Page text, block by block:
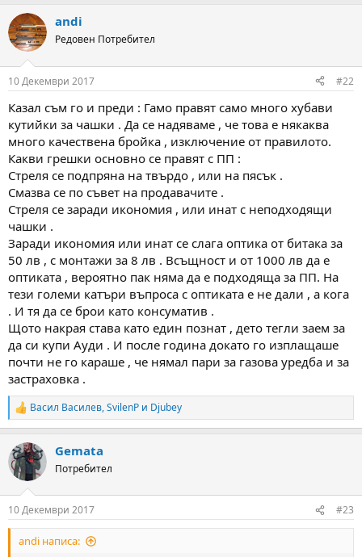
andi
Редовен Потребител
10 Декември 2017 #22
Казал съм го и преди : Гамо правят само много хубави
кутийки за чашки . Да се надяваме , че това е някаква
много качествена бройка , изключение от правилото.
Какви грешки основно се правят с ПП :
Стреля се подпряна на твърдо , или на пясък .
Смазва се по съвет на продавачите .
Стреля се заради икономия , или инат с неподходящи
чашки .
Заради икономия или инат се слага оптика от битака за
50 лв , с монтажи за 8 лв . Всъщност и от 1000 лв да е
оптиката , вероятно пак няма да е подходяща за ПП. На
тези големи катъри въпроса с оптиката е не дали , а кога
. И тя да се брои като консуматив .
Щото накрая става като един познат , дето тегли заем за
да си купи Ауди . И после година докато го изплащаше
почти не го караше , че нямал пари за газова уредба и за
застраховка .
R
e
c
t
i
s
:
Васил Василев,SvilenP и Djubey
Gemata
Потребител
10 Декември 2017 #23
andi написа: